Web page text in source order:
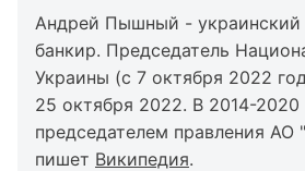
Андрей Пышный - украинский
банкир. Председатель
Украины (с 7 октября 2022
25 октября 2022. В 2014-2020
председателем правления АО
пишет Википедия.